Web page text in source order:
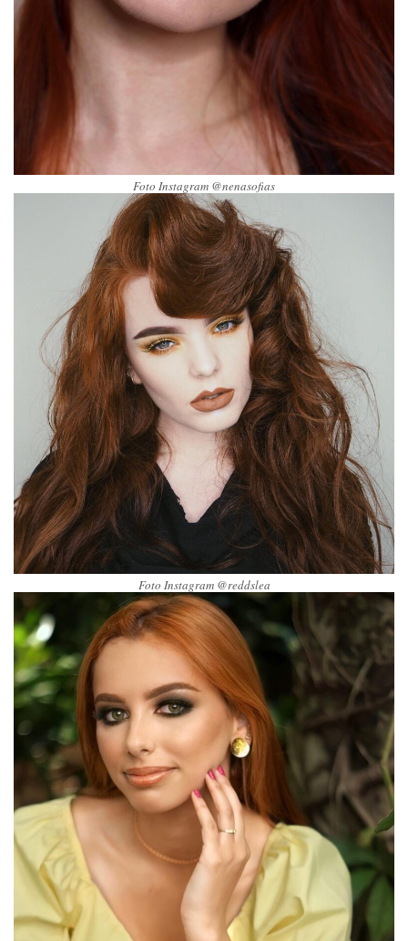
Foto Instagram @nenasofias
Foto Instagram @reddslea